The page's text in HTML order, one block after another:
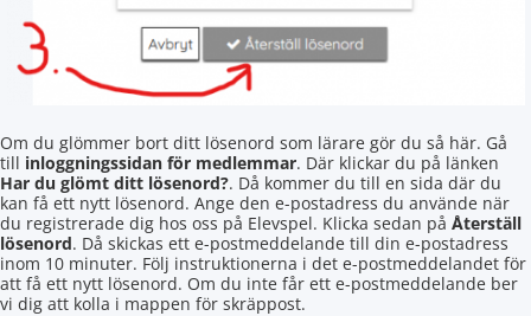
Om du glömmer bort ditt lösenord som lärare gör du så här. Gå
till inloggningssidan för medlemmar. Där klickar du på länken
Har du glömt ditt lösenord?. Då kommer du till en sida där du
kan få ett nytt lösenord. Ange den e-postadress du använde när
du registrerade dig hos oss på Elevspel. Klicka sedan på Återställ
lösenord. Då skickas ett e-postmeddelande till din e-postadress
inom 10 minuter. Följ instruktionerna i det e-postmeddelandet för
att få ett nytt lösenord. Om du inte får ett e-postmeddelande ber
vi dig att kolla i mappen för skräppost.